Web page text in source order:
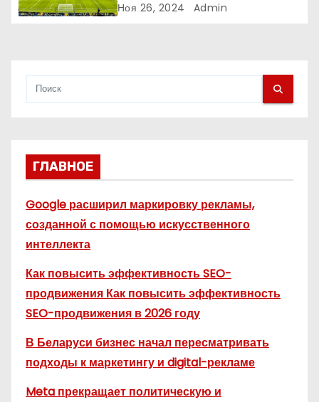
с
Ноя 26, 2024 Admin
ГЛАВНОЕ
Google расширил маркировку рекламы,
созданной с помощью искусственного
интеллекта
Как повысить эффективность SEO-
продвижения Как повысить эффективность
SEO-продвижения в 2026 году
В Беларуси бизнес начал пересматривать
подходы к маркетингу и digital-рекламе
Meta прекращает политическую и